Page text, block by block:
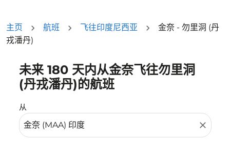
主页 航班 飞往印度尼西亚
金奈 - 勿里洞 (丹
戎潘丹)
未来 180 天内从金奈飞往勿里洞
(丹戎潘丹)的航班
从
close
没有符合您的筛选条件的机票。请调整您的筛选条件。